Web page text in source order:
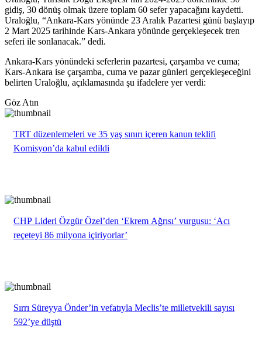
gidiş, 30 dönüş olmak üzere toplam 60 sefer yapacağını kaydetti.
Uraloğlu, “Ankara-Kars yönünde 23 Aralık Pazartesi günü başlayıp
2 Mart 2025 tarihinde Kars-Ankara yönünde gerçekleşecek tren
seferi ile sonlanacak.” dedi.
Ankara-Kars yönündeki seferlerin pazartesi, çarşamba ve cuma;
Kars-Ankara ise çarşamba, cuma ve pazar günleri gerçekleşeceğini
belirten Uraloğlu, açıklamasında şu ifadelere yer verdi:
Göz Atın
TRT düzenlemeleri ve 35 yaş sınırı içeren kanun teklifi
Komisyon’da kabul edildi
CHP Lideri Özgür Özel’den ‘Ekrem Ağrısı’ vurgusu: ‘Acı
reçeteyi 86 milyona içiriyorlar’
Sırrı Süreyya Önder’in vefatıyla Meclis’te milletvekili sayısı
592’ye düştü